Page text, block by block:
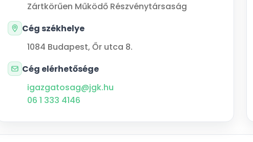
Zártkörűen Működő Részvénytársaság
Cég székhelye
1084 Budapest,Őr utca 8.
Cég elérhetősége
igazgatosag@jgk.hu
06 1 333 4146